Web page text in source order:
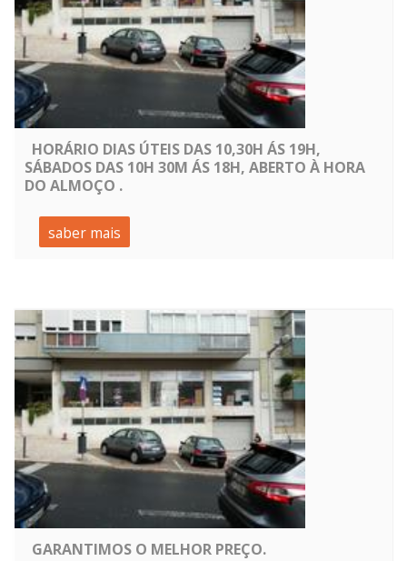
HORÁRIO DIAS ÚTEIS DAS 10,30H ÁS 19H,
SÁBADOS DAS 10H 30M ÁS 18H, ABERTO À HORA
DO ALMOÇO .
saber mais
GARANTIMOS O MELHOR PREÇO.